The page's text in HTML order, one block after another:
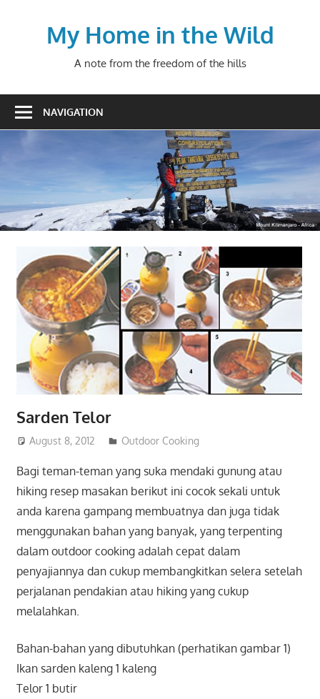
My Home in the Wild
A note from the freedom of the hills
NAVIGATION
Sarden Telor
August 8, 2012 admin
Outdoor Cooking
Bagi teman-teman yang suka mendaki gunung atau
hiking resep masakan berikut ini cocok sekali untuk
anda karena gampang membuatnya dan juga tidak
menggunakan bahan yang banyak, yang terpenting
dalam outdoor cooking adalah cepat dalam
penyajiannya dan cukup membangkitkan selera setelah
perjalanan pendakian atau hiking yang cukup
melalahkan.
Bahan-bahan yang dibutuhkan (perhatikan gambar 1)
Ikan sarden kaleng 1 kaleng
Telor 1 butir